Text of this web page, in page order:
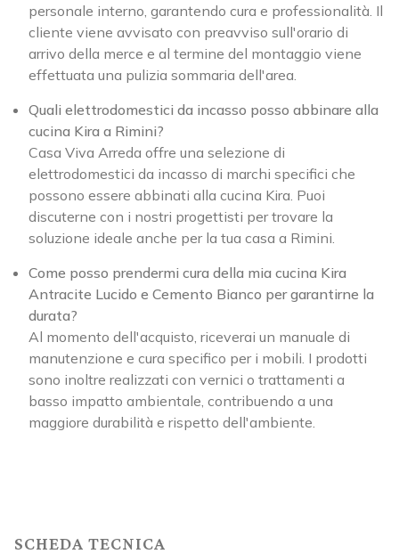
personale interno, garantendo cura e professionalità. Il
cliente viene avvisato con preavviso sull'orario di
arrivo della merce e al termine del montaggio viene
effettuata una pulizia sommaria dell'area.
Quali elettrodomestici da incasso posso abbinare alla
cucina Kira a Rimini?
Casa Viva Arreda offre una selezione di
elettrodomestici da incasso di marchi specifici che
possono essere abbinati alla cucina Kira. Puoi
discuterne con i nostri progettisti per trovare la
soluzione ideale anche per la tua casa a Rimini.
Come posso prendermi cura della mia cucina Kira
Antracite Lucido e Cemento Bianco per garantirne la
durata?
Al momento dell'acquisto, riceverai un manuale di
manutenzione e cura specifico per i mobili. I prodotti
sono inoltre realizzati con vernici o trattamenti a
basso impatto ambientale, contribuendo a una
maggiore durabilità e rispetto dell'ambiente.
SCHEDA TECNICA